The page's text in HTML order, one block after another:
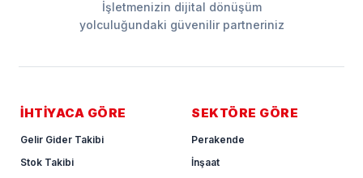
İşletmenizin dijital dönüşüm
yolculuğundaki güvenilir partneriniz
İHTİYACA GÖRE
Gelir Gider Takibi
Stok Takibi
SEKTÖRE GÖRE
Perakende
İnşaat